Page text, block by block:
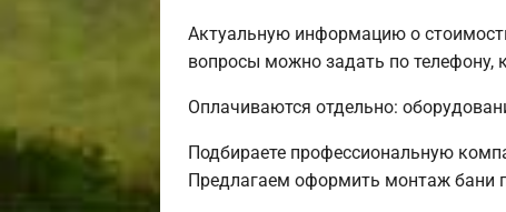
Актуальную информацию о
вопросы можно задать по телефону,
Оплачиваются отдельно:
Подбираете профессиональную
Предлагаем оформить монтаж бани